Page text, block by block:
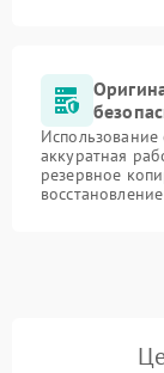
аккуратная
резервное